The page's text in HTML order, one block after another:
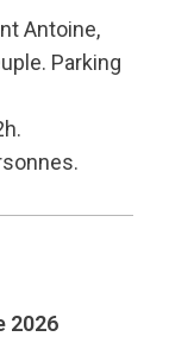
Antoine,
Parking
2026